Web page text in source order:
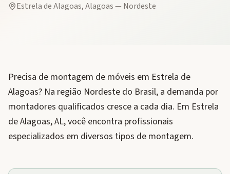
Estrela de Alagoas,Alagoas— Nordeste
Precisa de montagem de móveis em Estrela de
Alagoas? Na região Nordeste do Brasil, a demanda por
montadores qualificados cresce a cada dia. Em Estrela
de Alagoas, AL, você encontra profissionais
especializados em diversos tipos de montagem.